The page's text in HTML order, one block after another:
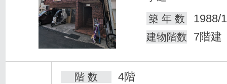
築 年 数
1988/
建物階数 7階建
階 数 4階